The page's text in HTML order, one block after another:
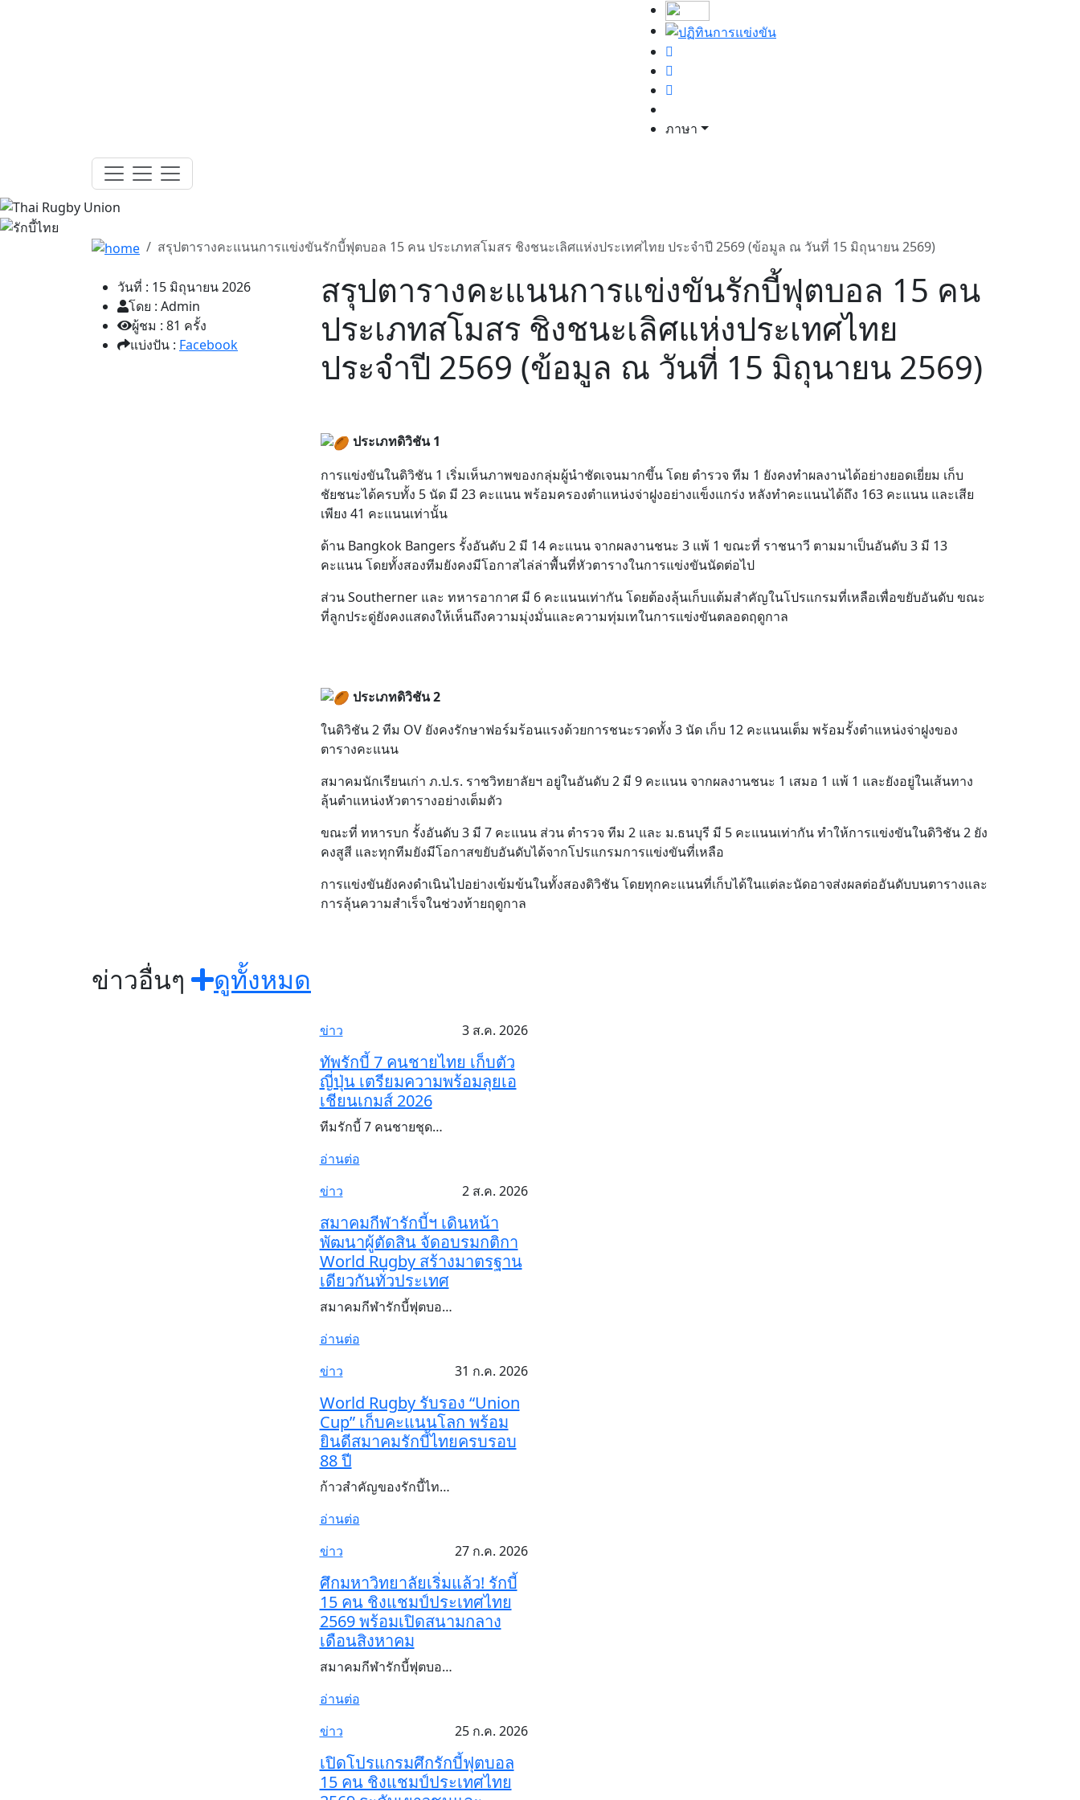
ภาษา
สรุปตารางคะแนนการแข่งขันรักบี้ฟุตบอล 15 คน ประเภทสโมสร ชิงชนะเลิศแห่งประเทศไทย ประจำปี 2569 (ข้อมูล ณ วันที่ 15 มิถุนายน 2569)
วันที่ : 15 มิถุนายน 2026
โดย : Admin
ผู้ชม : 81 ครั้ง
แบ่งปัน : Facebook
สรุปตารางคะแนนการแข่งขันรักบี้ฟุตบอล 15 คน
ประเภทสโมสร ชิงชนะเลิศแห่งประเทศไทย
ประจำปี 2569 (ข้อมูล ณ วันที่ 15 มิถุนายน 2569)
ประเภทดิวิชัน 1
การแข่งขันในดิวิชัน 1 เริ่มเห็นภาพของกลุ่มผู้นำชัดเจนมากขึ้น โดย ตำรวจ ทีม 1 ยังคงทำผลงานได้อย่างยอดเยี่ยม เก็บ
ชัยชนะได้ครบทั้ง 5 นัด มี 23 คะแนน พร้อมครองตำแหน่งจ่าฝูงอย่างแข็งแกร่ง หลังทำคะแนนได้ถึง 163 คะแนน และเสีย
เพียง 41 คะแนนเท่านั้น
ด้าน Bangkok Bangers รั้งอันดับ 2 มี 14 คะแนน จากผลงานชนะ 3 แพ้ 1 ขณะที่ ราชนาวี ตามมาเป็นอันดับ 3 มี 13
คะแนน โดยทั้งสองทีมยังคงมีโอกาสไล่ล่าพื้นที่หัวตารางในการแข่งขันนัดต่อไป
ส่วน Southerner และ ทหารอากาศ มี 6 คะแนนเท่ากัน โดยต้องลุ้นเก็บแต้มสำคัญในโปรแกรมที่เหลือเพื่อขยับอันดับ ขณะ
ที่ลูกประดู่ยังคงแสดงให้เห็นถึงความมุ่งมั่นและความทุ่มเทในการแข่งขันตลอดฤดูกาล
ประเภทดิวิชัน 2
ในดิวิชัน 2 ทีม OV ยังคงรักษาฟอร์มร้อนแรงด้วยการชนะรวดทั้ง 3 นัด เก็บ 12 คะแนนเต็ม พร้อมรั้งตำแหน่งจ่าฝูงของ
ตารางคะแนน
สมาคมนักเรียนเก่า ภ.ป.ร. ราชวิทยาลัยฯ อยู่ในอันดับ 2 มี 9 คะแนน จากผลงานชนะ 1 เสมอ 1 แพ้ 1 และยังอยู่ในเส้นทาง
ลุ้นตำแหน่งหัวตารางอย่างเต็มตัว
ขณะที่ ทหารบก รั้งอันดับ 3 มี 7 คะแนน ส่วน ตำรวจ ทีม 2 และ ม.ธนบุรี มี 5 คะแนนเท่ากัน ทำให้การแข่งขันในดิวิชัน 2 ยัง
คงสูสี และทุกทีมยังมีโอกาสขยับอันดับได้จากโปรแกรมการแข่งขันที่เหลือ
การแข่งขันยังคงดำเนินไปอย่างเข้มข้นในทั้งสองดิวิชัน โดยทุกคะแนนที่เก็บได้ในแต่ละนัดอาจส่งผลต่ออันดับบนตารางและ
การลุ้นความสำเร็จในช่วงท้ายฤดูกาล
ข่าวอื่นๆ ดูทั้งหมด
ข่าว 3 ส.ค. 2026
ทัพรักบี้ 7 คนชายไทย เก็บตัว
ญี่ปุ่น เตรียมความพร้อมลุยเอ
เชียนเกมส์ 2026
ทีมรักบี้ 7 คนชายชุด…
อ่านต่อ
ข่าว
2 ส.ค. 2026
สมาคมกีฬารักบี้ฯ เดินหน้า
พัฒนาผู้ตัดสิน จัดอบรมกติกา
World Rugby สร้างมาตรฐาน
เดียวกันทั่วประเทศ
สมาคมกีฬารักบี้ฟุตบอ…
อ่านต่อ
ข่าว
31 ก.ค. 2026
World Rugby รับรอง “Union
Cup” เก็บคะแนนโลก พร้อม
ยินดีสมาคมรักบี้ไทยครบรอบ
88 ปี
ก้าวสำคัญของรักบี้ไท…
อ่านต่อ
ข่าว
27 ก.ค. 2026
ศึกมหาวิทยาลัยเริ่มแล้ว! รักบี้
15 คน ชิงแชมป์ประเทศไทย
2569 พร้อมเปิดสนามกลาง
เดือนสิงหาคม
สมาคมกีฬารักบี้ฟุตบอ…
อ่านต่อ
ข่าว
25 ก.ค. 2026
เปิดโปรแกรมศึกรักบี้ฟุตบอล
15 คน ชิงแชมป์ประเทศไทย